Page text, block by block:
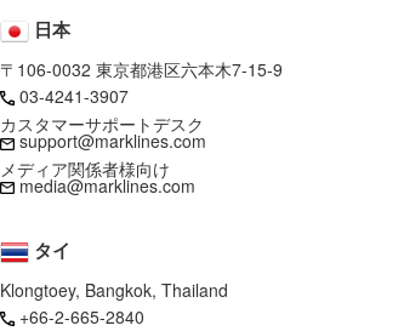
日本
〒106-0032 東京都港区六本木7-15-9
03-4241-3907
カスタマーサポートデスク
support@marklines.com
メディア関係者様向け
media@marklines.com
タイ
Klongtoey, Bangkok, Thailand
+66-2-665-2840